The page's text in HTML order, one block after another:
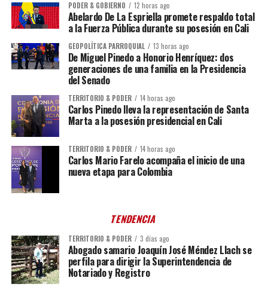
PODER & GOBIERNO 12 horas ago
Abelardo De La Espriella promete respaldo total
a la Fuerza Pública durante su posesión en Cali
GEOPOLÍTICA PARROQUIAL 13 horas ago
De Miguel Pinedo a Honorio Henríquez: dos
generaciones de una familia en la Presidencia
del Senado
TERRITORIO & PODER 14 horas ago
Carlos Pinedo lleva la representación de Santa
Marta a la posesión presidencial en Cali
TERRITORIO & PODER 14 horas ago
Carlos Mario Farelo acompaña el inicio de una
nueva etapa para Colombia
TENDENCIA
TERRITORIO & PODER 3 días ago
Abogado samario Joaquín José Méndez Llach se
perfila para dirigir la Superintendencia de
Notariado y Registro